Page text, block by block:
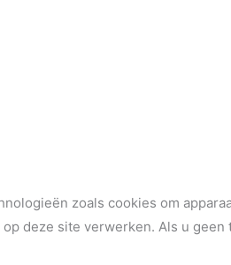
zoals cookies om
deze site verwerken. Als u